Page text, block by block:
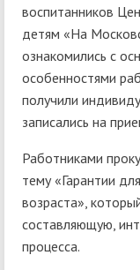
воспитанников
детям «На
ознакомились с
особенностями
получили
записались на
Работниками
тему «Гарантии
возраста»,
составляющую,
процесса.